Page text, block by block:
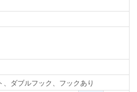
、ダブルフック、フックあり